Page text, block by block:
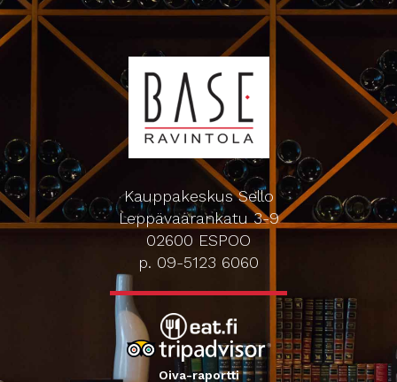
Kauppakeskus Sello
Leppävaarankatu 3-9
02600 ESPOO
p. 09-5123 6060
Oiva-raportti